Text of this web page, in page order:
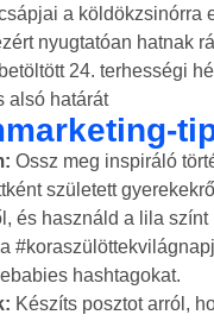
a köldökzsinórra
nyugtatóan hatnak
24. terhességi
alsó határát
Ossz meg inspiráló
született
és használd a lila színt
hashtagokat.
Készíts posztot arról,